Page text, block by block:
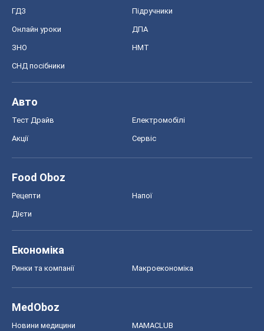
ГДЗ Підручники
Онлайн уроки ДПА
ЗНО НМТ
СНД посібники
Авто
Тест Драйв Електромобілі
Акції Сервіс
Food Oboz
Рецепти Напої
Дієти
Економіка
Ринки та компанії Макроекономіка
MedOboz
Новини медицини MAMACLUB